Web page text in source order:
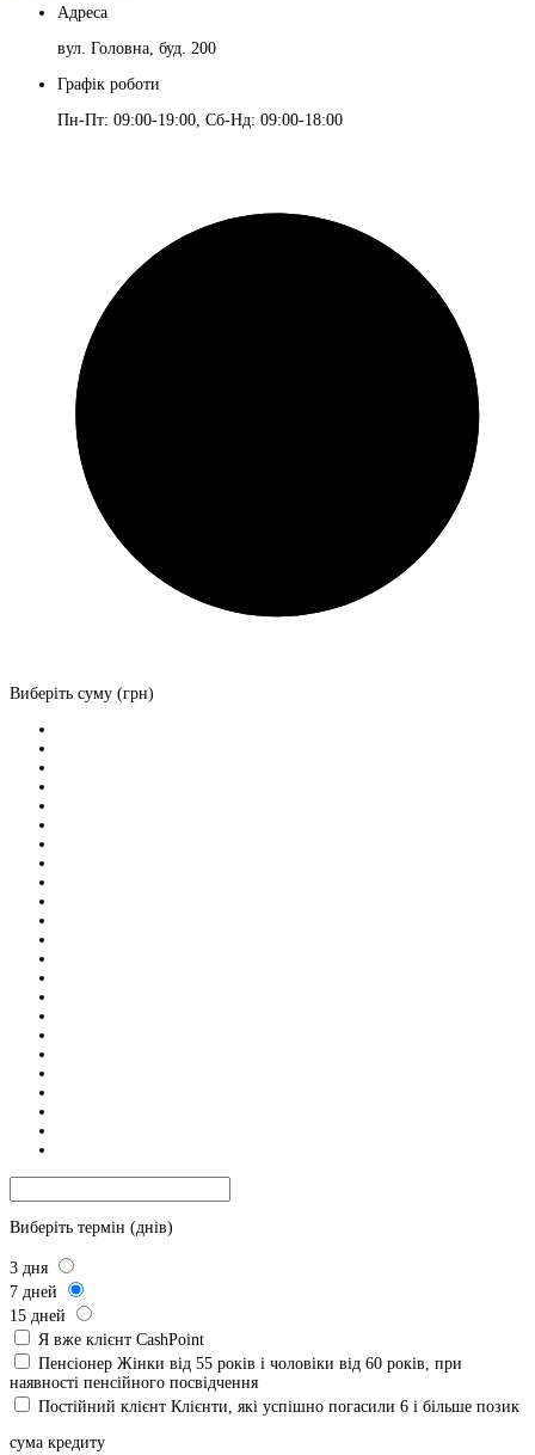
Адреса
вул. Головна, буд. 200
Графік роботи
Пн-Пт: 09:00-19:00, Сб-Нд: 09:00-18:00
Виберіть суму (грн)
Виберіть термін (днів)
3 дня
7 дней
15 дней
Я вже клієнт CashPoint
Пенсіонер Жінки від 55 років і чоловіки від 60 років, при
наявності пенсійного посвідчення
Постійний клієнт Клієнти, які успішно погасили 6 і більше позик
сума кредиту